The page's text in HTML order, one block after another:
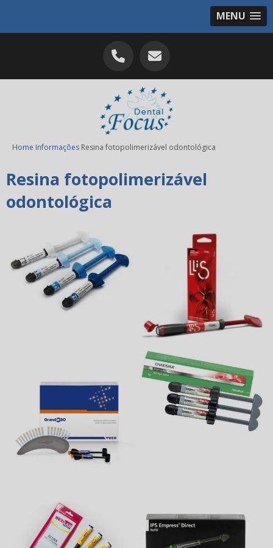
MENU
Home Informações Resina fotopolimerizável odontológica
Resina fotopolimerizável
odontológica